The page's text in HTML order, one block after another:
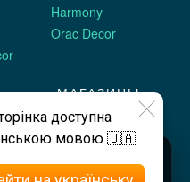
Harmony
Orac Decor
МАГАЗИНЫ
Двери Omis
Stickerwall
Жидкие обои
по будням (шоу рум до
с 10 до 16, и в
доступна
мовою 🇺🇦